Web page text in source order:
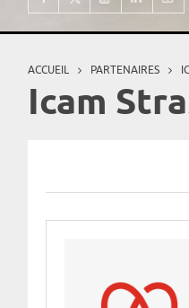
Vous êtes ici
ACCUEIL PARTENAIRES
Icam